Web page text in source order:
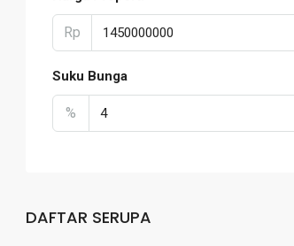
Rp
Suku Bunga
%
DAFTAR SERUPA